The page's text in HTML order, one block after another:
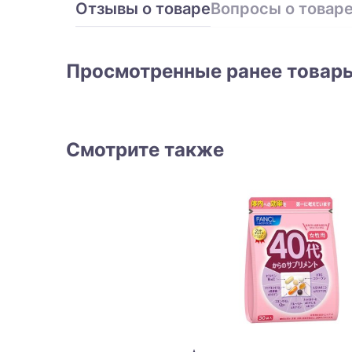
Отзывы о товареВопросы о
Просмотренные ранее
Смотрите также